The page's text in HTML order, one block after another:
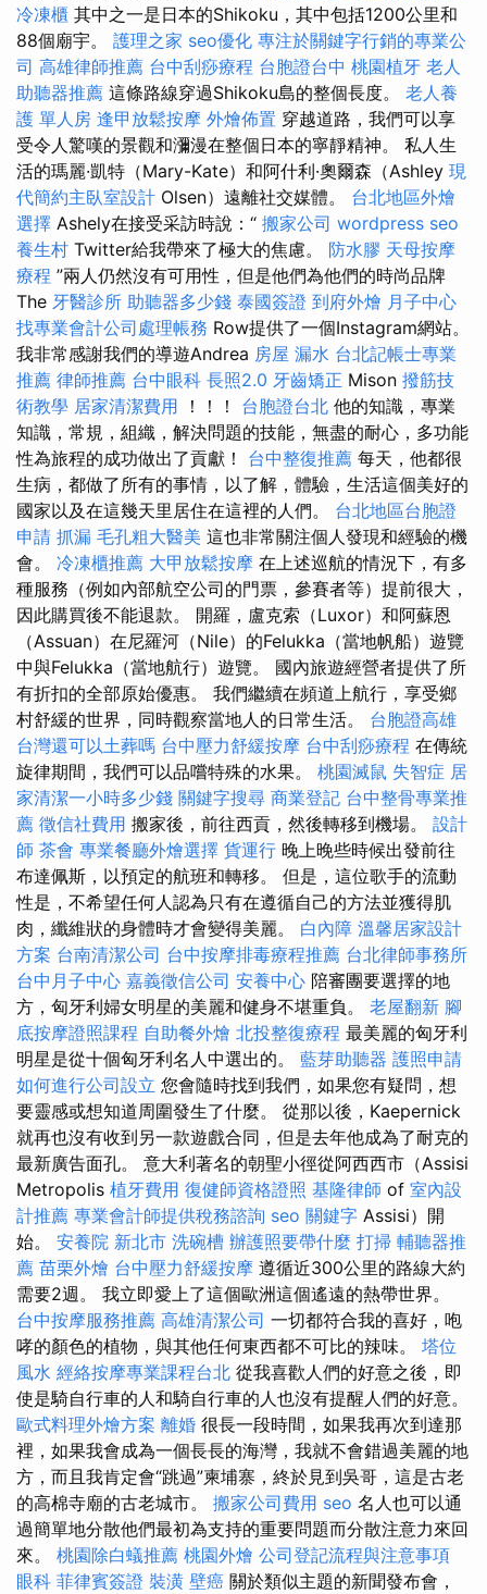
冷凍櫃 其中之一是日本的Shikoku，其中包括1200公里和
88個廟宇。 護理之家 seo優化 專注於關鍵字行銷的專業公
司 高雄律師推薦 台中刮痧療程 台胞證台中 桃園植牙 老人
助聽器推薦 這條路線穿過Shikoku島的整個長度。 老人養
護 單人房 逢甲放鬆按摩 外燴佈置 穿越道路，我們可以享
受令人驚嘆的景觀和瀰漫在整個日本的寧靜精神。 私人生
活的瑪麗·凱特（Mary-Kate）和阿什利·奧爾森（Ashley 現
代簡約主臥室設計 Olsen）遠離社交媒體。 台北地區外燴
選擇 Ashely在接受采訪時說：“ 搬家公司 wordpress seo
養生村 Twitter給我帶來了極大的焦慮。 防水膠 天母按摩
療程 ”兩人仍然沒有可用性，但是他們為他們的時尚品牌
The 牙醫診所 助聽器多少錢 泰國簽證 到府外燴 月子中心
找專業會計公司處理帳務 Row提供了一個Instagram網站。
我非常感謝我們的導遊Andrea 房屋 漏水 台北記帳士專業
推薦 律師推薦 台中眼科 長照2.0 牙齒矯正 Mison 撥筋技
術教學 居家清潔費用 ！！！ 台胞證台北 他的知識，專業
知識，常規，組織，解決問題的技能，無盡的耐心，多功能
性為旅程的成功做出了貢獻！ 台中整復推薦 每天，他都很
生病，都做了所有的事情，以了解，體驗，生活這個美好的
國家以及在這幾天里居住在這裡的人們。 台北地區台胞證
申請 抓漏 毛孔粗大醫美 這也非常關注個人發現和經驗的機
會。 冷凍櫃推薦 大甲放鬆按摩 在上述巡航的情況下，有多
種服務（例如內部航空公司的門票，參賽者等）提前很大，
因此購買後不能退款。 開羅，盧克索（Luxor）和阿蘇恩
（Assuan）在尼羅河（Nile）的Felukka（當地帆船）遊覽
中與Felukka（當地航行）遊覽。 國內旅遊經營者提供了所
有折扣的全部原始優惠。 我們繼續在頻道上航行，享受鄉
村舒緩的世界，同時觀察當地人的日常生活。 台胞證高雄
台灣還可以土葬嗎 台中壓力舒緩按摩 台中刮痧療程 在傳統
旋律期間，我們可以品嚐特殊的水果。 桃園滅鼠 失智症 居
家清潔一小時多少錢 關鍵字搜尋 商業登記 台中整骨專業推
薦 徵信社費用 搬家後，前往西貢，然後轉移到機場。 設計
師 茶會 專業餐廳外燴選擇 貨運行 晚上晚些時候出發前往
布達佩斯，以預定的航班和轉移。 但是，這位歌手的流動
性是，不希望任何人認為只有在遵循自己的方法並獲得肌
肉，纖維狀的身體時才會變得美麗。 白內障 溫馨居家設計
方案 台南清潔公司 台中按摩排毒療程推薦 台北律師事務所
台中月子中心 嘉義徵信公司 安養中心 陪審團要選擇的地
方，匈牙利婦女明星的美麗和健身不堪重負。 老屋翻新 腳
底按摩證照課程 自助餐外燴 北投整復療程 最美麗的匈牙利
明星是從十個匈牙利名人中選出的。 藍芽助聽器 護照申請
如何進行公司設立 您會隨時找到我們，如果您有疑問，想
要靈感或想知道周圍發生了什麼。 從那以後，Kaepernick
就再也沒有收到另一款遊戲合同，但是去年他成為了耐克的
最新廣告面孔。 意大利著名的朝聖小徑從阿西西市（Assisi
Metropolis 植牙費用 復健師資格證照 基隆律師 of 室內設
計推薦 專業會計師提供稅務諮詢 seo 關鍵字 Assisi）開
始。 安養院 新北市 洗碗槽 辦護照要帶什麼 打掃 輔聽器推
薦 苗栗外燴 台中壓力舒緩按摩 遵循近300公里的路線大約
需要2週。 我立即愛上了這個歐洲這個遙遠的熱帶世界。
台中按摩服務推薦 高雄清潔公司 一切都符合我的喜好，咆
哮的顏色的植物，與其他任何東西都不可比的辣味。 塔位
風水 經絡按摩專業課程台北 從我喜歡人們的好意之後，即
使是騎自行車的人和騎自行車的人也沒有提醒人們的好意。
歐式料理外燴方案 離婚 很長一段時間，如果我再次到達那
裡，如果我會成為一個長長的海灣，我就不會錯過美麗的地
方，而且我肯定會“跳過”柬埔寨，終於見到吳哥，這是古老
的高棉寺廟的古老城市。 搬家公司費用 seo 名人也可以通
過簡單地分散他們最初為支持的重要問題而分散注意力來回
來。 桃園除白蟻推薦 桃園外燴 公司登記流程與注意事項
眼科 菲律賓簽證 裝潢 壁癌 關於類似主題的新聞發布會，